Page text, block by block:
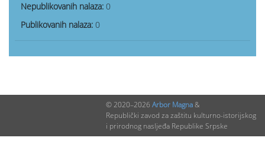
Nepublikovanih nalaza: 0
Publikovanih nalaza: 0
© 2020–2026 Arbor Magna&
Republički zavod za zaštitu kulturno-istorijskog
i prirodnog nasljeđa Republike Srpske